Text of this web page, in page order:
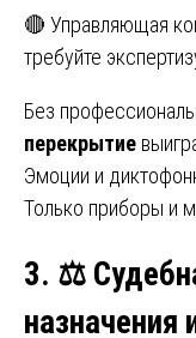
🔴 Управляющая
требуйте
Без
перекрытие
Эмоции и
Только приборы и
3. ⚖️
назначения